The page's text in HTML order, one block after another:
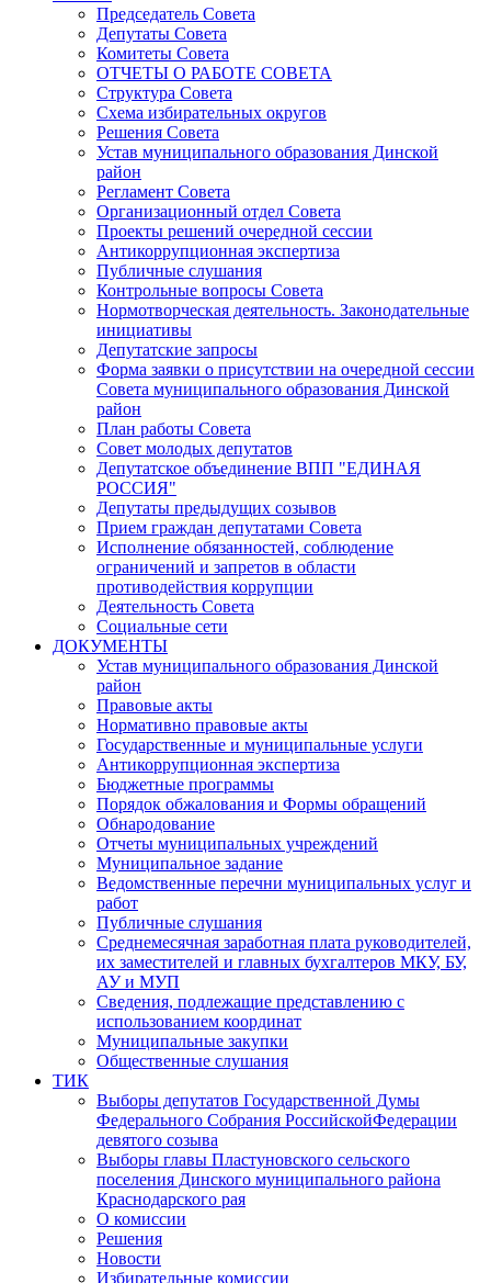
Председатель Совета
Депутаты Совета
Комитеты Совета
ОТЧЕТЫ О РАБОТЕ СОВЕТА
Структура Совета
Схема избирательных округов
Решения Совета
Устав муниципального образования Динской
район
Регламент Совета
Организационный отдел Совета
Проекты решений очередной сессии
Антикоррупционная экспертиза
Публичные слушания
Контрольные вопросы Совета
Нормотворческая деятельность. Законодательные
инициативы
Депутатские запросы
Форма заявки о присутствии на очередной сессии
Совета муниципального образования Динской
район
План работы Совета
Совет молодых депутатов
Депутатское объединение ВПП "ЕДИНАЯ
РОССИЯ"
Депутаты предыдущих созывов
Прием граждан депутатами Совета
Исполнение обязанностей, соблюдение
ограничений и запретов в области
противодействия коррупции
Деятельность Совета
Социальные сети
ДОКУМЕНТЫ
Устав муниципального образования Динской
район
Правовые акты
Нормативно правовые акты
Государственные и муниципальные услуги
Антикоррупционная экспертиза
Бюджетные программы
Порядок обжалования и Формы обращений
Обнародование
Отчеты муниципальных учреждений
Муниципальное задание
Ведомственные перечни муниципальных услуг и
работ
Публичные слушания
Среднемесячная заработная плата руководителей,
их заместителей и главных бухгалтеров МКУ, БУ,
АУ и МУП
Сведения, подлежащие представлению с
использованием координат
Муниципальные закупки
Общественные слушания
ТИК
Выборы депутатов Государственной Думы
Федерального Собрания РоссийскойФедерации
девятого созыва
Выборы главы Пластуновского сельского
поселения Динского муниципального района
Краснодарского рая
О комиссии
Решения
Новости
Избирательные комиссии